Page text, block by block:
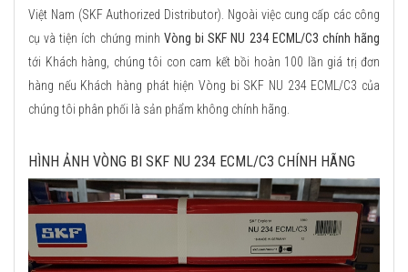
Việt Nam (SKF Authorized Distributor). Ngoài việc cung cấp các công
cụ và tiện ích chứng minh Vòng bi SKF NU 234 ECML/C3 chính hãng
tới Khách hàng, chúng tôi con cam kết bồi hoàn 100 lần giá trị đơn
hàng nếu Khách hàng phát hiện Vòng bi SKF NU 234 ECML/C3 của
chúng tôi phân phối là sản phẩm không chính hãng.
HÌNH ẢNH VÒNG BI SKF NU 234 ECML/C3 CHÍNH HÃNG